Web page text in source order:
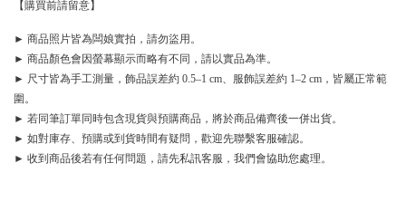
【購買前請留意】
► 商品照片皆為闆娘實拍，請勿盜用。
► 商品顏色會因螢幕顯示而略有不同，請以實品為準。
► 尺寸皆為手工測量，飾品誤差約 0.5–1 cm、服飾誤差約 1–2 cm，皆屬正常範
圍。
► 若同筆訂單同時包含現貨與預購商品，將於商品備齊後一併出貨。
► 如對庫存、預購或到貨時間有疑問，歡迎先聯繫客服確認。
► 收到商品後若有任何問題，請先私訊客服，我們會協助您處理。